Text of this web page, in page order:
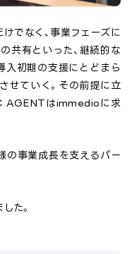
でなく、事業フェーズに
共有といった、継続的な
入初期の支援にとどまら
せていく。その前提に立
AGENTはimmedioに求
事業成長を支えるパー
た。